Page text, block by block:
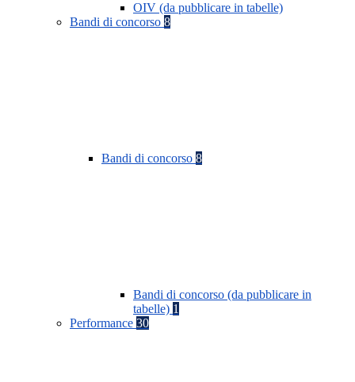
OIV (da pubblicare in tabelle)
Bandi di concorso 8
Bandi di concorso 8
Bandi di concorso (da pubblicare in
tabelle) 1
Performance 30